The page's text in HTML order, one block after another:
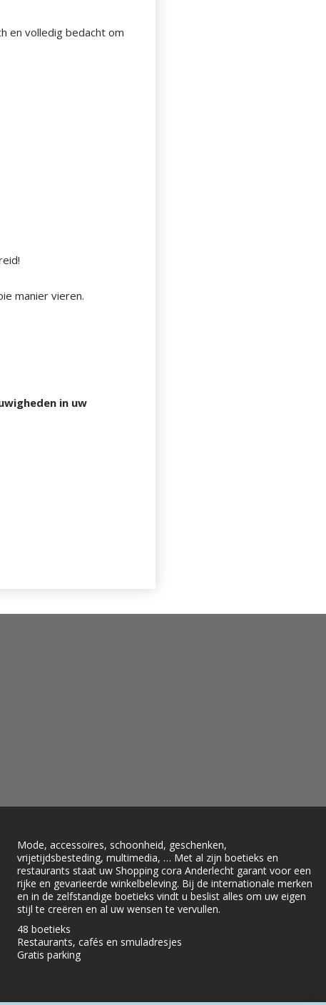
en volledig bedacht om
manier vieren.
in uw
Mode, accessoires, schoonheid, geschenken,
vrijetijdsbesteding, multimedia, … Met al zijn boetieks en
restaurants staat uw Shopping cora Anderlecht garant voor een
rijke en gevarieerde winkelbeleving. Bij de internationale merken
en in de zelfstandige boetieks vindt u beslist alles om uw eigen
stijl te creëren en al uw wensen te vervullen.
48 boetieks
Restaurants, cafés en smuladresjes
Gratis parking